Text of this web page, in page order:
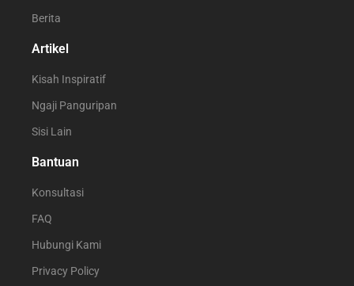
Berita
Artikel
Kisah Inspiratif
Ngaji Panguripan
Sisi Lain
Bantuan
Konsultasi
FAQ
Hubungi Kami
Privacy Policy